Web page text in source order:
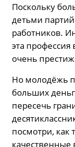
Поскольку
детьми
работников.
эта профессия
очень
Но молодёжь
больших
пересечь
посмотри, как